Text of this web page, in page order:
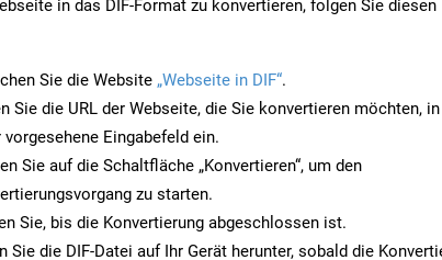
in das DIF-Format zu konvertieren, folgen Sie diesen
Sie die Website „Webseite in DIF“.
Sie die URL der Webseite, die Sie konvertieren möchten,
vorgesehene Eingabefeld ein.
Sie auf die Schaltfläche „Konvertieren“, um den
zu starten.
Sie, bis die Konvertierung abgeschlossen ist.
Sie die DIF-Datei auf Ihr Gerät herunter, sobald die